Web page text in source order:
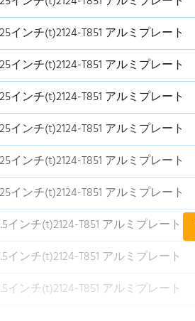
インチ(t)2124-T851 アルミプレート
インチ(t)2124-T851 アルミプレート
インチ(t)2124-T851 アルミプレート
インチ(t)2124-T851 アルミプレート
インチ(t)2124-T851 アルミプレート
インチ(t)2124-T851 アルミプレート
インチ(t)2124-T851 アルミプレート
インチ(t)2124-T851 アルミプレート
インチ(t)2124-T851 アルミプレート